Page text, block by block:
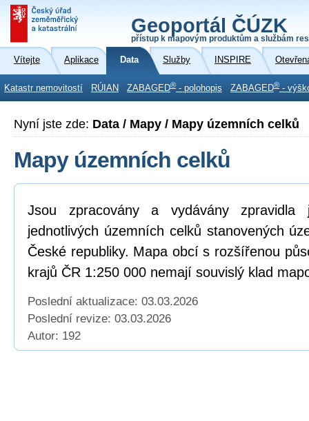
Geoportál ČÚZK
přístup k mapovým produktům a službám
Vítejte Aplikace Data Služby INSPIRE
Katastr nemovitostí RÚIAN ZABAGED® - polohopis ZABAGED® -
Nyní jste zde: Data / Mapy / Mapy územních celků
Mapy územních celků
Jsou zpracovány a vydávány zpravidla
jednotlivých územních celků stanovených
České republiky. Mapa obcí s rozšířenou
krajů ČR 1:250 000 nemají souvislý klad
Poslední aktualizace: 03.03.2026
Poslední revize: 03.03.2026
Autor: 192